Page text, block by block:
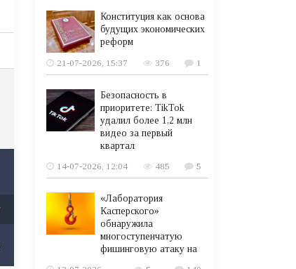
Конституция как основа
будущих экономических
реформ
21-07-2026, 15:37
376 1
Безопасность в
приоритете: TikTok
удалил более 1,2 млн
видео за первый
квартал
14-07-2026, 12:04
485 5
«Лаборатория
Касперского»
обнаружила
многоступенчатую
фишинговую атаку на